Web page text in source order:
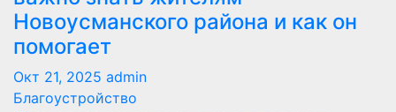
Новоусманского района и как он
помогает
Окт 21, 2025 admin
Благоустройство